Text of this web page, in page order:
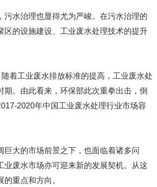
水治理也显得尤为严峻。在污水治理的
的设施建设、工业废水处理技术的提升
着工业废水排放标准的提高，工业废水处
。由此看来，环保部此次重拳出击，倒
2020年中国工业废水处理行业市场容
大的市场前景之下，也面临着诸多问
废水市场亦可迎来新的发展契机。从这
重点和方向。